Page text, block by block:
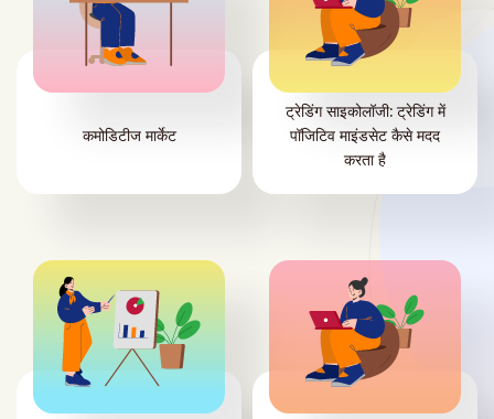
कमोडिटीज मार्केट
ट्रेडिंग साइकोलॉजी: ट्रेडिंग में
पॉजिटिव माइंडसेट कैसे मदद
करता है